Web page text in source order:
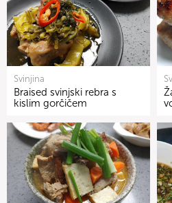
Svinjina
Braised svinjski rebra s
kislim gorčičem